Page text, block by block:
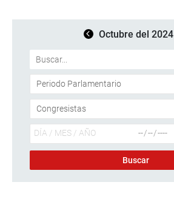
Octubre del 2024